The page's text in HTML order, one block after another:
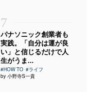
7
パナソニック創業者も
実践。「自分は運が良
い」と信じるだけで人
生がうま...
#HOW TO #ライフ
by 小野寺S一貴